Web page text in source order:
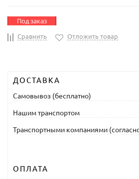
Под заказ
Сравнить Отложить товар
ДОСТАВКА
Самовывоз (бесплатно)
Нашим транспортом
Транспортными компаниями
ОПЛАТА